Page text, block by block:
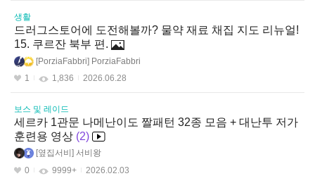
생활
드러그스토어에 도전해볼까? 물약 재료 채집 지도 리뉴얼!
15. 쿠르잔 북부 편.
PorziaFabbri PorziaFabbri
1
1,836 2026.06.28
보스 및 레이드
세르카 1관문 나메난이도 짤패턴 32종 모음 + 대난투 저가
훈련용 영상 2
옆집서비
서비왕
0
9999+ 2026.02.03